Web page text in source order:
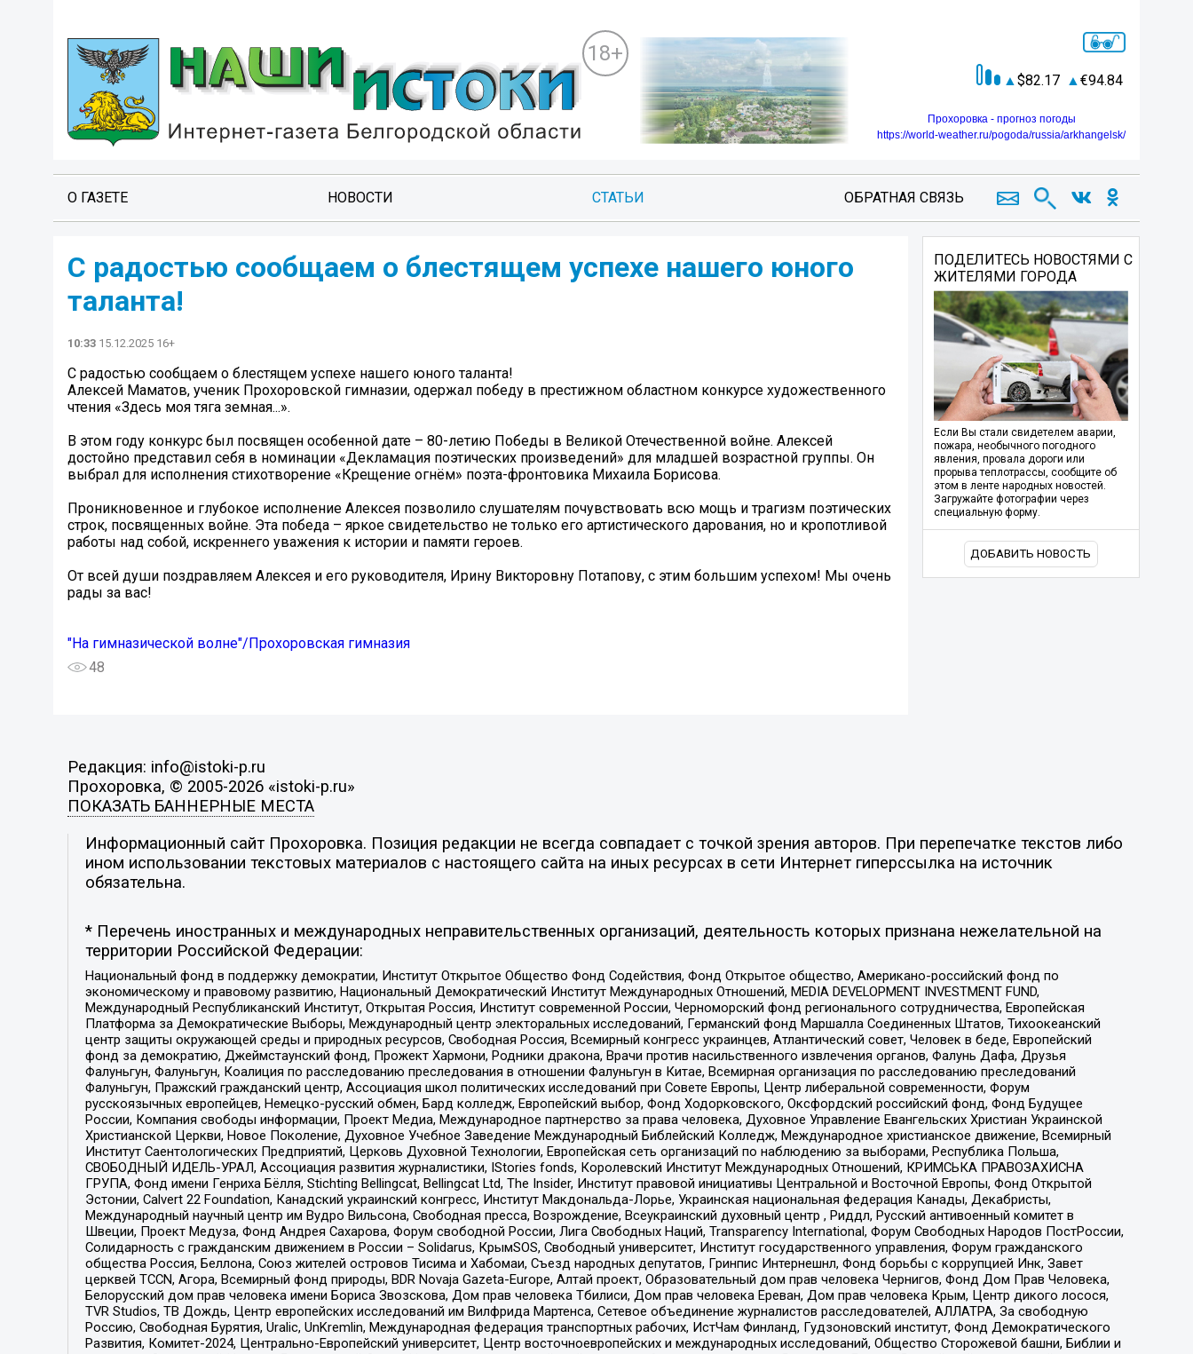
18+
82.17 94.84
Прохоровка - прогноз погоды
https://world-weather.ru/pogoda/russia/arkhangelsk/
О ГАЗЕТЕ НОВОСТИ СТАТЬИ ОБРАТНАЯ СВЯЗЬ
С радостью сообщаем о блестящем успехе нашего юного
таланта!
10:33 15.12.2025 16+
С радостью сообщаем о блестящем успехе нашего юного таланта!
Алексей Маматов, ученик Прохоровской гимназии, одержал победу в престижном областном конкурсе художественного
чтения «Здесь моя тяга земная...».
В этом году конкурс был посвящен особенной дате – 80-летию Победы в Великой Отечественной войне. Алексей
достойно представил себя в номинации «Декламация поэтических произведений» для младшей возрастной группы. Он
выбрал для исполнения стихотворение «Крещение огнём» поэта-фронтовика Михаила Борисова.
Проникновенное и глубокое исполнение Алексея позволило слушателям почувствовать всю мощь и трагизм поэтических
строк, посвященных войне. Эта победа – яркое свидетельство не только его артистического дарования, но и кропотливой
работы над собой, искреннего уважения к истории и памяти героев.
От всей души поздравляем Алексея и его руководителя, Ирину Викторовну Потапову, с этим большим успехом! Мы очень
рады за вас!
"На гимназической волне"/Прохоровская гимназия
48
ПОДЕЛИТЕСЬ НОВОСТЯМИ С
ЖИТЕЛЯМИ ГОРОДА
Если Вы стали свидетелем аварии,
пожара, необычного погодного
явления, провала дороги или
прорыва теплотрассы, сообщите об
этом в ленте народных новостей.
Загружайте фотографии через
специальную форму.
ДОБАВИТЬ НОВОСТЬ
Редакция: info@istoki-p.ru
Прохоровка, © 2005-2026 «istoki-p.ru»
ПОКАЗАТЬ БАННЕРНЫЕ МЕСТА
Информационный сайт Прохоровка. Позиция редакции не всегда совпадает с точкой зрения авторов. При перепечатке текстов либо
ином использовании текстовых материалов с настоящего сайта на иных ресурсах в сети Интернет гиперссылка на источник
обязательна.
* Перечень иностранных и международных неправительственных организаций, деятельность которых признана нежелательной на
территории Российской Федерации:
Национальный фонд в поддержку демократии, Институт Открытое Общество Фонд Содействия, Фонд Открытое общество, Американо-российский фонд по
экономическому и правовому развитию, Национальный Демократический Институт Международных Отношений, MEDIA DEVELOPMENT INVESTMENT FUND,
Международный Республиканский Институт, Открытая Россия, Институт современной России, Черноморский фонд регионального сотрудничества, Европейская
Платформа за Демократические Выборы, Международный центр электоральных исследований, Германский фонд Маршалла Соединенных Штатов, Тихоокеанский
центр защиты окружающей среды и природных ресурсов, Свободная Россия, Всемирный конгресс украинцев, Атлантический совет, Человек в беде, Европейский
фонд за демократию, Джеймстаунский фонд, Прожект Хармони, Родники дракона, Врачи против насильственного извлечения органов, Фалунь Дафа, Друзья
Фалуньгун, Фалуньгун, Коалиция по расследованию преследования в отношении Фалуньгун в Китае, Всемирная организация по расследованию преследований
Фалуньгун, Пражский гражданский центр, Ассоциация школ политических исследований при Совете Европы, Центр либеральной современности, Форум
русскоязычных европейцев, Немецко-русский обмен, Бард колледж, Европейский выбор, Фонд Ходорковского, Оксфордский российский фонд, Фонд Будущее
России, Компания свободы информации, Проект Медиа, Международное партнерство за права человека, Духовное Управление Евангельских Христиан Украинской
Христианской Церкви, Новое Поколение, Духовное Учебное Заведение Международный Библейский Колледж, Международное христианское движение, Всемирный
Институт Саентологических Предприятий, Церковь Духовной Технологии, Европейская сеть организаций по наблюдению за выборами, Республика Польша,
СВОБОДНЫЙ ИДЕЛЬ-УРАЛ, Ассоциация развития журналистики, IStories fonds, Королевский Институт Международных Отношений, КРИМСЬКА ПРАВОЗАХИСНА
ГРУПА, Фонд имени Генриха Бёлля, Stichting Bellingcat, Bellingcat Ltd, The Insider, Институт правовой инициативы Центральной и Восточной Европы, Фонд Открытой
Эстонии, Calvert 22 Foundation, Канадский украинский конгресс, Институт Макдональда-Лорье, Украинская национальная федерация Канады, Декабристы,
Международный научный центр им Вудро Вильсона, Свободная пресса, Возрождение, Всеукраинский духовный центр , Риддл, Русский антивоенный комитет в
Швеции, Проект Медуза, Фонд Андрея Сахарова, Форум свободной России, Лига Свободных Наций, Transparеncy International, Форум Свободных Народов ПостРоссии,
Солидарность с гражданским движением в России – Solidarus, КрымSOS, Свободный университет, Институт государственного управления, Форум гражданского
общества Россия, Беллона, Союз жителей островов Тисима и Хабомаи, Съезд народных депутатов, Гринпис Интернешнл, Фонд борьбы с коррупцией Инк, Завет
церквей TCCN, Агора, Всемирный фонд природы, BDR Novaja Gazeta-Europe, Алтай проект, Образовательный дом прав человека Чернигов, Фонд Дом Прав Человека,
Белорусский дом прав человека имени Бориса Звозскова, Дом прав человека Тбилиси, Дом прав человека Ереван, Дом прав человека Крым, Центр дикого лосося,
TVR Studios, ТВ Дождь, Центр европейских исследований им Вилфрида Мартенса, Сетевое объединение журналистов расследователей, АЛЛАТРА, За свободную
Россию, Свободная Бурятия, Uralic, UnKremlin, Международная федерация транспортных рабочих, ИстЧам Финланд, Гудзоновский институт, Фонд Демократического
Развития, Комитет-2024, Центрально-Европейский университет, Центр восточноевропейских и международных исследований, Общество Сторожевой башни, Библии и